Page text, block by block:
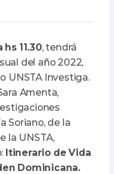
11.30, tendrá
del año 2022,
UNSTA Investiga.
Amenta,
Soriano, de la
la UNSTA,
Itinerario de Vida
Dominicana.